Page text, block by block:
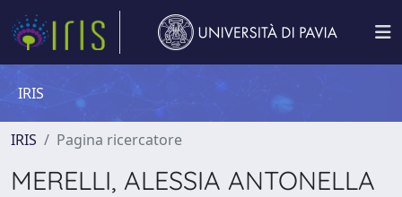
IRIS
IRIS Pagina ricercatore
MERELLI, ALESSIA ANTONELLA